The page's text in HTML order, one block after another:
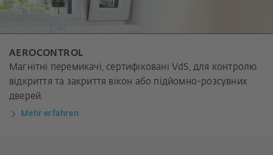
AEROCONTROL
Магнітні перемикачі, сертифіковані VdS, для контролю
відкриття та закриття вікон або підйомно-розсувних
дверей.
Mehr erfahren